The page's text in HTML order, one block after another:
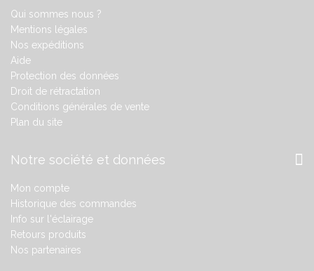
Qui sommes nous ?
Mentions légales
Nos expéditions
Aide
Protection des données
Droit de rétractation
Conditions générales de vente
Plan du site
Notre société et données
Mon compte
Historique des commandes
Info sur l'éclairage
Retours produits
Nos partenaires